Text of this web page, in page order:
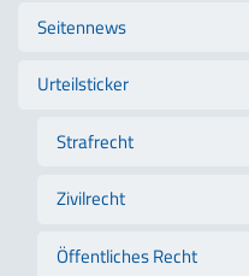
Seitennews
Urteilsticker
Strafrecht
Zivilrecht
Öffentliches Recht